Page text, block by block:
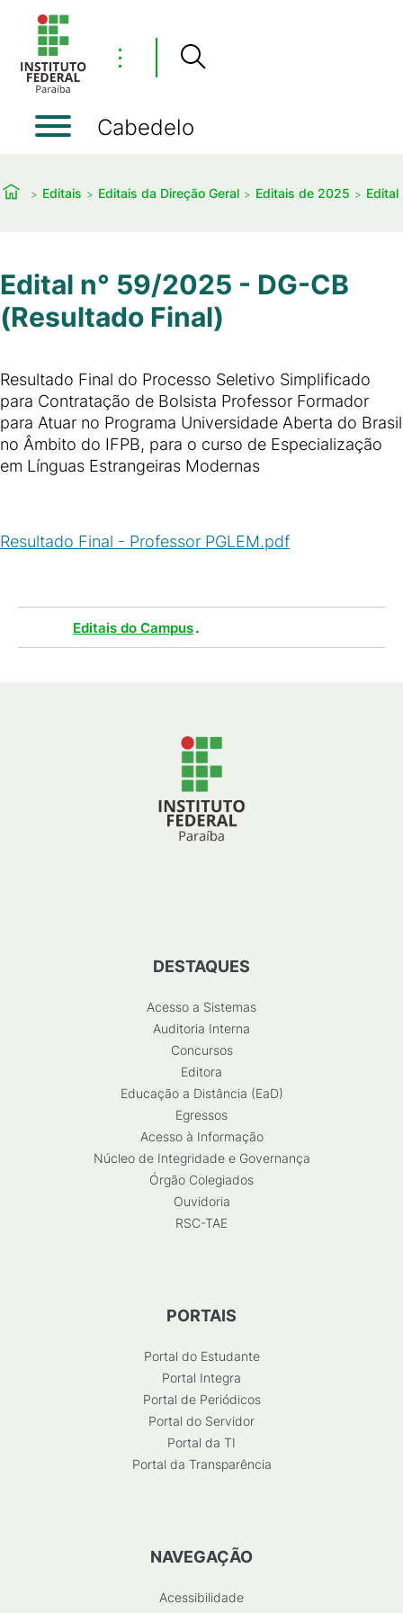
⋮
Cabedelo
Editais Editais da Direção Geral Editais de 2025
Edital n° 59/2025 - DG-CB
(Resultado Final)
Resultado Final do Processo Seletivo Simplificado
para Contratação de Bolsista Professor Formador
para Atuar no Programa Universidade Aberta do Brasil
no Âmbito do IFPB, para o curso de Especialização
em Línguas Estrangeiras Modernas
Resultado Final - Professor PGLEM.pdf
Editais do Campus.
DESTAQUES
Acesso a Sistemas
Auditoria Interna
Concursos
Editora
Educação a Distância (EaD)
Egressos
Acesso à Informação
Núcleo de Integridade e Governança
Órgão Colegiados
Ouvidoria
RSC-TAE
PORTAIS
Portal do Estudante
Portal Integra
Portal de Periódicos
Portal do Servidor
Portal da TI
Portal da Transparência
NAVEGAÇÃO
Acessibilidade